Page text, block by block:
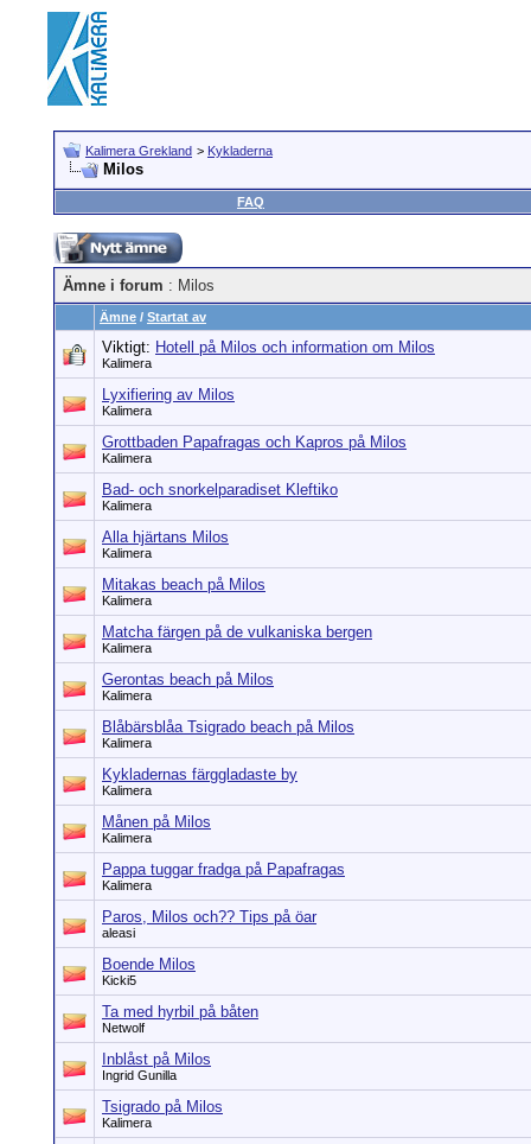
Kalimera Grekland > Kykladerna
Milos
FAQ
Ämne i forum : Milos
Ämne / Startat av
Viktigt: Hotell på Milos och information om Milos
Kalimera
Lyxifiering av Milos
Kalimera
Grottbaden Papafragas och Kapros på Milos
Kalimera
Bad- och snorkelparadiset Kleftiko
Kalimera
Alla hjärtans Milos
Kalimera
Mitakas beach på Milos
Kalimera
Matcha färgen på de vulkaniska bergen
Kalimera
Gerontas beach på Milos
Kalimera
Blåbärsblåa Tsigrado beach på Milos
Kalimera
Kykladernas färggladaste by
Kalimera
Månen på Milos
Kalimera
Pappa tuggar fradga på Papafragas
Kalimera
Paros, Milos och?? Tips på öar
aleasi
Boende Milos
Kicki5
Ta med hyrbil på båten
Netwolf
Inblåst på Milos
Ingrid Gunilla
Tsigrado på Milos
Kalimera